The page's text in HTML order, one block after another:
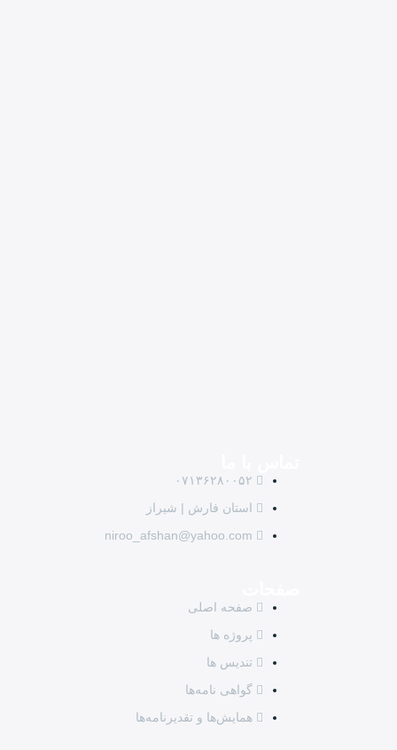
۰۷۱۳۶۲۸۰۰۵۲
استان فارش | شیراز
niroo_afshan@yahoo.com
صفحه اصلی
پروژه ها
تندیس ها
گواهی نامه‌ها
همایش‌ها و تقدیرنامه‌ها